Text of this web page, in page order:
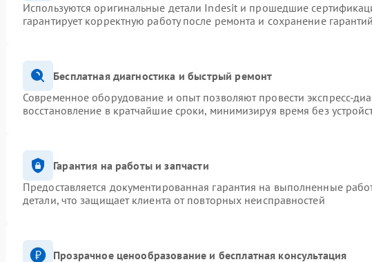
Используются оригинальные детали Indesit и прошедшие
гарантирует корректную работу после ремонта и сохранение
Бесплатная диагностика и быстрый ремонт
Современное оборудование и опыт позволяют провести экспресс-
восстановление в кратчайшие сроки, минимизируя время без
Гарантия на работы и запчасти
Предоставляется документированная гарантия на выполненные
детали, что защищает клиента от повторных неисправностей
Прозрачное ценообразование и бесплатная консультация